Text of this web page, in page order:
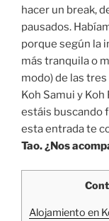
hacer un break,
pausados.
porque según la
más tranquila o
modo) de las
Koh Samui y
estáis buscando
esta entrada te
Tao. ¿Nos
Alojamiento en